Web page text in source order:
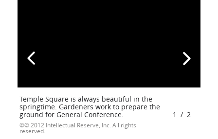
Temple Square is always beautiful in the
springtime. Gardeners work to prepare the
ground for General Conference.
© 2012 Intellectual Reserve, Inc. All rights
reserved.
1 / 2